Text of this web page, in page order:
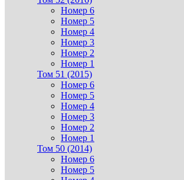
Номер 6
Номер 5
Номер 4
Номер 3
Номер 2
Номер 1
Том 51 (2015)
Номер 6
Номер 5
Номер 4
Номер 3
Номер 2
Номер 1
Том 50 (2014)
Номер 6
Номер 5